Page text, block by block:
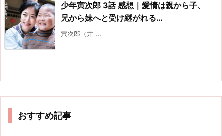
少年寅次郎 3話 感想｜愛情は親から子、
兄から妹へと受け継がれる…
寅次郎（井 ...
おすすめ記事